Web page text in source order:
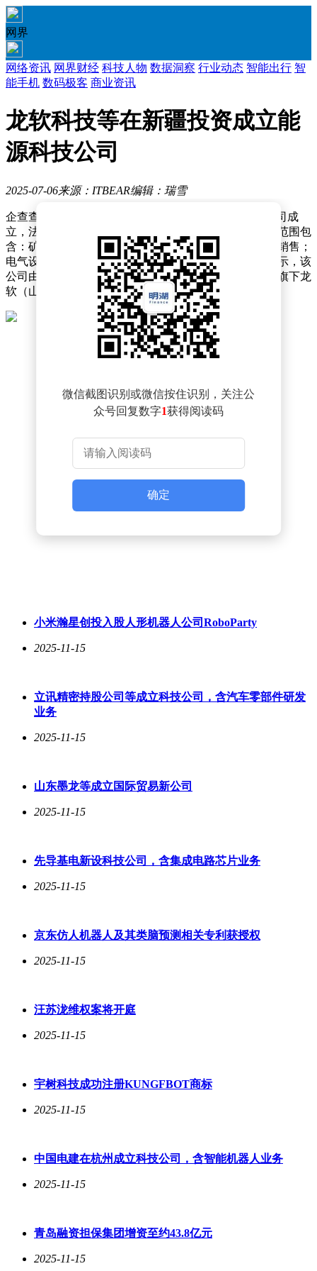
网界
网络资讯 网界财经 科技人物 数据洞察 行业动态 智能出行 智
能手机 数码极客 商业资讯
龙软科技等在新疆投资成立能
源科技公司
2025-07-06来源：ITBEAR编辑：瑞雪
企查查APP显示，近日，新疆智源聚力能源科技有限公司成
立，法定代表人为郝尚清，注册资本为1200万元，经营范围包
含：矿山机械销售；机械设备研发；机械零件、零部件销售；
电气设备销售；互联网安全服务等。企查查股权穿透显示，该
公司由四川弗乐欣科技有限公司、龙软科技（688078）旗下龙
软（山西）智控科技有限公司等共同持股。
微信截图识别或微信按住识别，关注公
众号回复数字1获得阅读码
确定
小米瀚星创投入股人形机器人公司RoboParty
2025-11-15
立讯精密持股公司等成立科技公司，含汽车零部件研发
业务
2025-11-15
山东墨龙等成立国际贸易新公司
2025-11-15
先导基电新设科技公司，含集成电路芯片业务
2025-11-15
京东仿人机器人及其类脑预测相关专利获授权
2025-11-15
汪苏泷维权案将开庭
2025-11-15
宇树科技成功注册KUNGFBOT商标
2025-11-15
中国电建在杭州成立科技公司，含智能机器人业务
2025-11-15
青岛融资担保集团增资至约43.8亿元
2025-11-15